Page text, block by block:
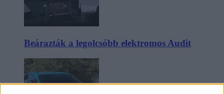
Beárazták a legolcsóbb elektromos Audit